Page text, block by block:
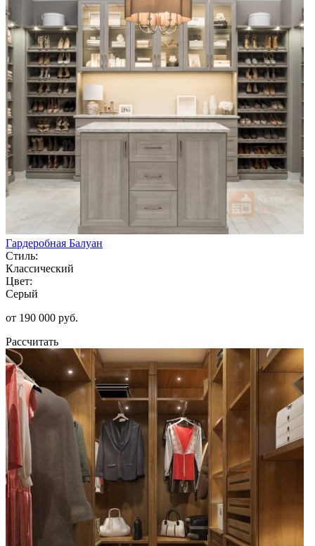
Гардеробная Балуан
Стиль:
Классический
Цвет:
Серый
от 190 000 руб.
Рассчитать